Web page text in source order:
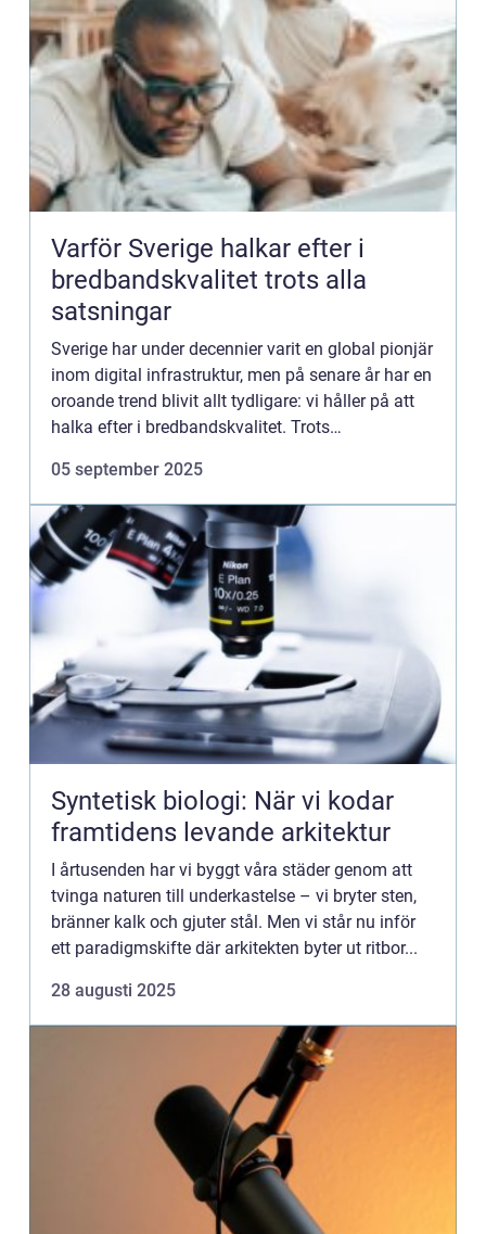
Varför Sverige halkar efter i
bredbandskvalitet trots alla
satsningar
Sverige har under decennier varit en global pionjär
inom digital infrastruktur, men på senare år har en
oroande trend blivit allt tydligare: vi håller på att
halka efter i bredbandskvalitet. Trots
05 september 2025
Syntetisk biologi: När vi kodar
framtidens levande arkitektur
I årtusenden har vi byggt våra städer genom att
tvinga naturen till underkastelse – vi bryter sten,
bränner kalk och gjuter stål. Men vi står nu inför
ett paradigmskifte där arkitekten byter ut ritbor...
28 augusti 2025